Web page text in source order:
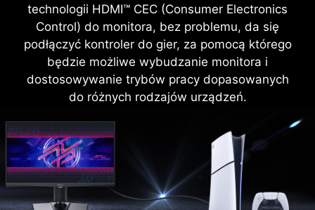
technologii HDMI™ CEC (Consumer Electronics
Control) do monitora, bez problemu, da się
podłączyć kontroler do gier, za pomocą którego
będzie możliwe wybudzanie monitora i
dostosowywanie trybów pracy dopasowanych
do różnych rodzajów urządzeń.